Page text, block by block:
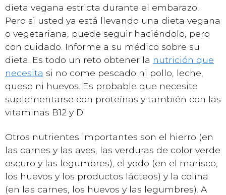
dieta vegana estricta durante el embarazo.
Pero si usted ya está llevando una dieta vegana
o vegetariana, puede seguir haciéndolo, pero
con cuidado. Informe a su médico sobre su
dieta. Es todo un reto obtener la nutrición que
necesita si no come pescado ni pollo, leche,
queso ni huevos. Es probable que necesite
suplementarse con proteínas y también con las
vitaminas B12 y D.
Otros nutrientes importantes son el hierro (en
las carnes y las aves, las verduras de color verde
oscuro y las legumbres), el yodo (en el marisco,
los huevos y los productos lácteos) y la colina
(en las carnes, los huevos y las legumbres). A